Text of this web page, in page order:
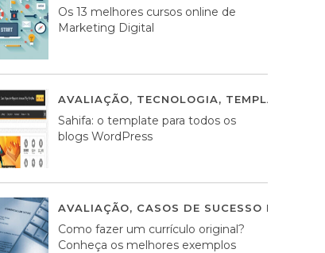
Os 13 melhores cursos online de
Marketing Digital
AVALIAÇÃO, TECNOLOGIA, TEMPLATES
Sahifa: o template para todos os
blogs WordPress
AVALIAÇÃO, CASOS DE SUCESSO DE
Como fazer um currículo original?
Conheça os melhores exemplos